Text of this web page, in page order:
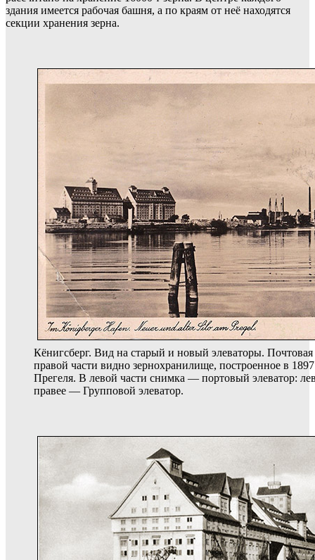
здания имеется рабочая башня, а по краям от неё находятся
секции хранения зерна.
Кёнигсберг. Вид на старый и новый элеваторы. Почтовая
правой части видно зернохранилище, построенное в
Прегеля. В левой части снимка — портовый элеватор:
правее — Групповой элеватор.